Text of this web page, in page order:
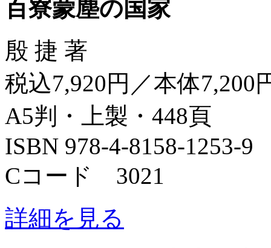
百寮蒙塵の国家
殷 捷 著
税込7,920円／本体7,200
A5判・上製・448頁
ISBN 978-4-8158-1253-9
Cコード 3021
詳細を見る